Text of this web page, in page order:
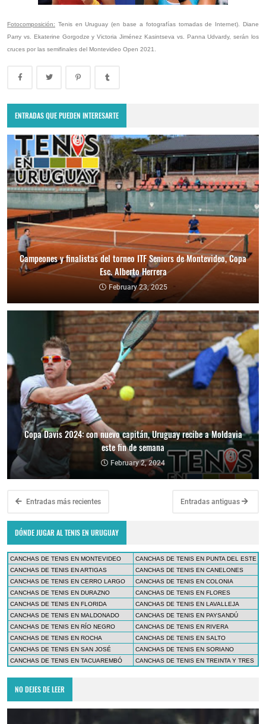
Fotocomposición: Tenis en Uruguay (en base a fotografías tomadas de Internet). Diane
Parry vs. Ekaterine Gorgodze y Victoria Jiménez Kasintseva vs. Panna Udvardy, serán los
cruces por las semifinales del Montevideo Open 2021.
ENTRADAS QUE PUEDEN INTERESARTE
Campeones y finalistas del torneo ITF Seniors de Montevideo, Copa
Esc. Alberto Herrera
February 23, 2025
Copa Davis 2024: con nuevo capitán, Uruguay recibe a Moldavia
este fin de semana
February 2, 2024
Entradas más recientes Entradas antiguas
DÓNDE JUGAR AL TENIS EN URUGUAY
CANCHAS DE TENIS EN MONTEVIDEO
CANCHAS DE TENIS EN PUNTA DEL ESTE
CANCHAS DE TENIS EN ARTIGAS
CANCHAS DE TENIS EN CANELONES
CANCHAS DE TENIS EN CERRO LARGO
CANCHAS DE TENIS EN COLONIA
CANCHAS DE TENIS EN DURAZNO
CANCHAS DE TENIS EN FLORES
CANCHAS DE TENIS EN FLORIDA
CANCHAS DE TENIS EN LAVALLEJA
CANCHAS DE TENIS EN MALDONADO
CANCHAS DE TENIS EN PAYSANDÚ
CANCHAS DE TENIS EN RÍO NEGRO
CANCHAS DE TENIS EN RIVERA
CANCHAS DE TENIS EN ROCHA
CANCHAS DE TENIS EN SALTO
CANCHAS DE TENIS EN SAN JOSÉ
CANCHAS DE TENIS EN SORIANO
CANCHAS DE TENIS EN TACUAREMBÓ
CANCHAS DE TENIS EN TREINTA Y TRES
NO DEJES DE LEER